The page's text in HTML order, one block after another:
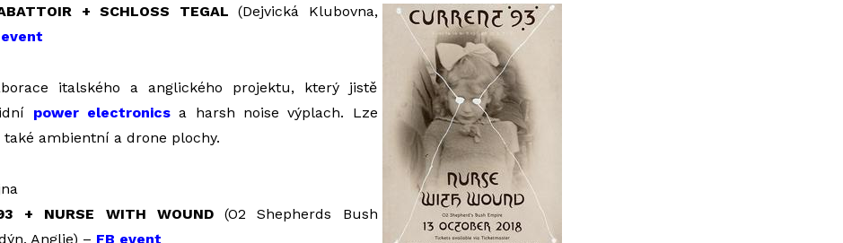
+ SCHLOSS TEGAL (Dejvická Klubovna,
event
italského a anglického projektu, který jistě
power electronicsa harsh noise výplach. Lze
také ambientní a drone plochy.
+ NURSE WITH WOUND(O2 Shepherds Bush
Anglie) – FB event